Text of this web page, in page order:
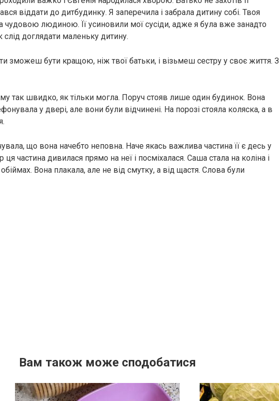
віддати до дитбудинку. Я заперечила і забрала дитину собі. Твоя
чудовою людиною. Її усиновили мої сусіди, адже я була вже занадто
слід доглядати маленьку дитину.
зможеш бути кращою, ніж твої батьки, і візьмеш сестру у своє життя. З
так швидко, як тільки могла. Поруч стояв лише один будинок. Вона
у двері, але вони були відчинені. На порозі стояла коляска, а в
що вона начебто неповна. Наче якась важлива частина її є десь у
ця частина дивилася прямо на неї і посміхалася. Саша стала на коліна і
Вона плакала, але не від смутку, а від щастя. Слова були
Вам також може сподобатися